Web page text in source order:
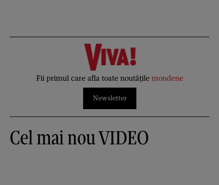
Fii primul care afla toate noutățile mondene
Newsletter
Cel mai nou VIDEO